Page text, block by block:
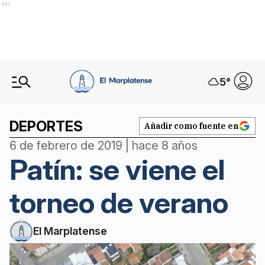
Ads
5°
DEPORTES Añadir como fuente en
6 de febrero de 2019 | hace 8 años
Patín: se viene el
torneo de verano
El Marplatense